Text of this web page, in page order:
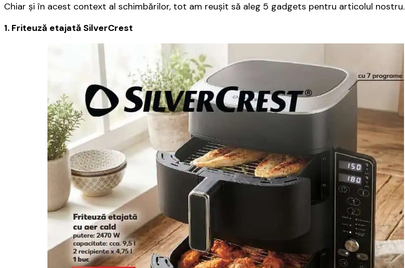
Chiar şi în acest context al schimbărilor, tot am reuşit să aleg 5 gadgets pentru articolul nostru.
1. Friteuză etajată SilverCrest